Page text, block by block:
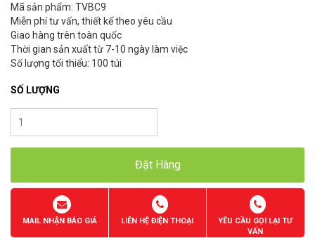
Mã sản phẩm: TVBC9
Miễn phí tư vấn, thiết kế theo yêu cầu
Giao hàng trên toàn quốc
Thời gian sản xuất từ 7-10 ngày làm việc
Số lượng tối thiểu: 100 túi
SỐ LƯỢNG
Đặt Hàng
MAIL NHẬN BÁO GIÁ LIÊN HỆ ĐIỆN THOẠI
YÊU CẦU GỌI LẠI TƯ
VẤN